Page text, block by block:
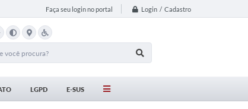
Faça seu login no portal Login / Cadastro
LGPD E-SUS